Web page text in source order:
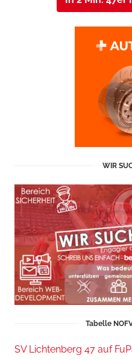
WIR
Tabelle
SV Lichtenberg 47 auf